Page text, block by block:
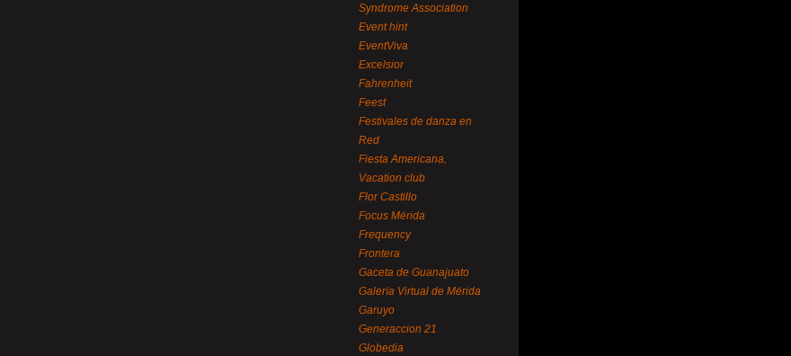
Syndrome Association
Event hint
EventViva
Excelsior
Fahrenheit
Feest
Festivales de danza en
Red
Fiesta Americana,
Vacation club
Flor Castillo
Focus Mérida
Frequency
Frontera
Gaceta de Guanajuato
Galería Virtual de Mérida
Garuyo
Generaccion 21
Globedia